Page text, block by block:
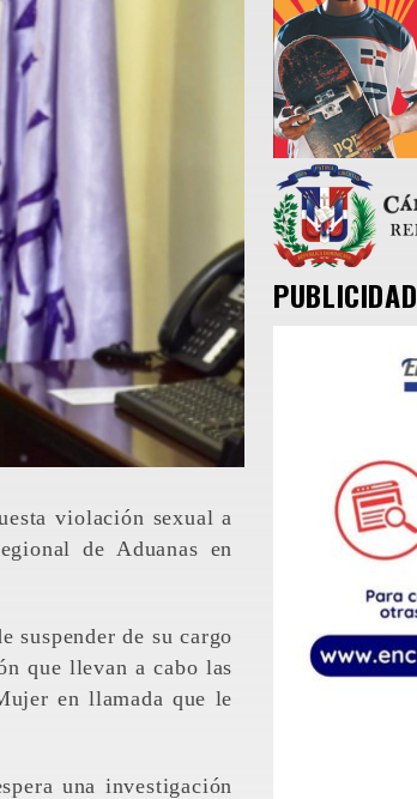
de Aduanas en
suspender de su cargo
que llevan a cabo las
en llamada que le
una investigación
PUBLICIDAD